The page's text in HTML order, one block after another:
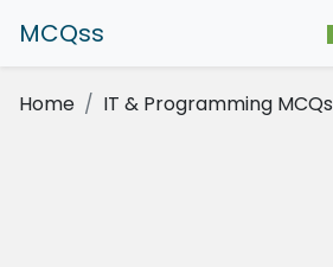
MCQss
Home IT & Programming MCQs